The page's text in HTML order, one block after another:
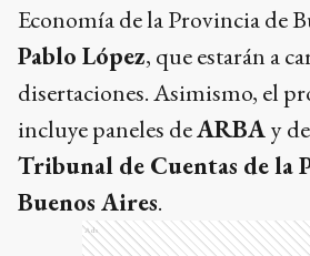
Economía de la Provincia de
Pablo López, que estarán a
disertaciones. Asimismo, el
incluye paneles deARBAy
Tribunal de Cuentas de la
Buenos Aires.
Ads